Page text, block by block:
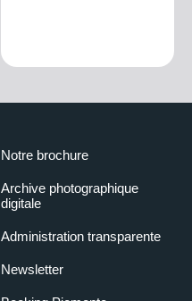
Notre brochure
Archive photographique
digitale
Administration transparente
Newsletter